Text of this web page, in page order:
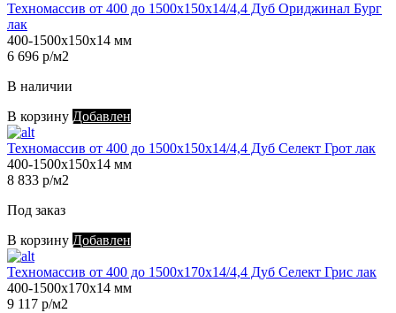
Техномассив от 400 до 1500х150х14/4,4 Дуб Ориджинал Бург
лак
400-1500х150х14 мм
6 696 р/м2
В наличии
В корзину Добавлен
Техномассив от 400 до 1500х150х14/4,4 Дуб Селект Грот лак
400-1500х150х14 мм
8 833 р/м2
Под заказ
В корзину Добавлен
Техномассив от 400 до 1500х170х14/4,4 Дуб Селект Грис лак
400-1500х170х14 мм
9 117 р/м2